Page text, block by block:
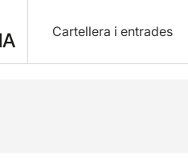
Cartellera i entrades